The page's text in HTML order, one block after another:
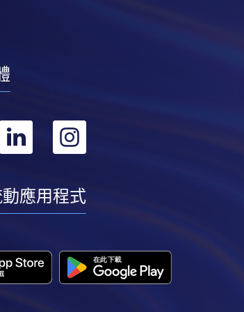
轉
linkedin
轉
instagram
動應用程式